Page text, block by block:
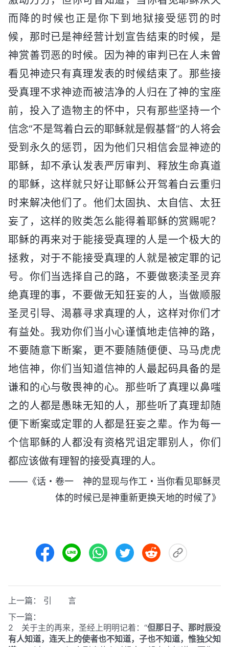
而降的时候也正是你下到地狱接受惩罚的时
候，那时已是神经营计划宣告结束的时候，是
神赏善罚恶的时候。因为神的审判已在人未曾
看见神迹只有真理发表的时候结束了。那些接
受真理不求神迹而被洁净的人归在了神的宝座
前，投入了造物主的怀中，只有那些坚持一个
信念“不是驾着白云的耶稣就是假基督”的人将会
受到永久的惩罚，因为他们只相信会显神迹的
耶稣，却不承认发表严厉审判、释放生命真道
的耶稣，这样就只好让耶稣公开驾着白云重归
时来解决他们了。他们太固执、太自信、太狂
妄了，这样的败类怎么能得着耶稣的赏赐呢？
耶稣的再来对于能接受真理的人是一个极大的
拯救，对于不能接受真理的人就是被定罪的记
号。你们当选择自己的路，不要做亵渎圣灵弃
绝真理的事，不要做无知狂妄的人，当做顺服
圣灵引导、渴慕寻求真理的人，这样对你们才
有益处。我劝你们当小心谨慎地走信神的路，
不要随意下断案，更不要随随便便、马马虎虎
地信神，你们当知道信神的人最起码具备的是
谦和的心与敬畏神的心。那些听了真理以鼻嗤
之的人都是愚昧无知的人，那些听了真理却随
便下断案或定罪的人都是狂妄之辈。作为每一
个信耶稣的人都没有资格咒诅定罪别人，你们
都应该做有理智的接受真理的人。
——《话・卷一 神的显现与作工・当你看见耶稣灵
体的时候已是神重新更换天地的时候了》
上一篇： 引 言
下一篇：
2 关于主的再来，圣经上明明记着：“但那日子、那时辰没
有人知道，连天上的使者也不知道，子也不知道，惟独父知